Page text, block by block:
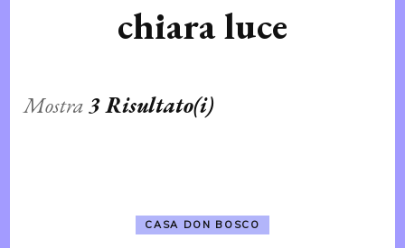
chiara luce
Mostra3 Risultato(i)
CASA DON BOSCO